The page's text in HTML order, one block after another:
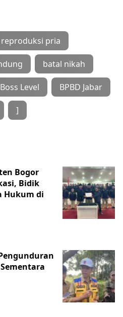
pria
batal nikah
Boss Level BPBD Jabar
]
Bogor
Bidik
Hukum di